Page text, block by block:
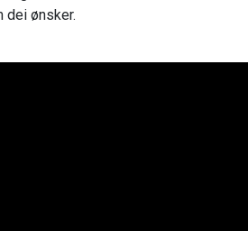
dei ønsker.